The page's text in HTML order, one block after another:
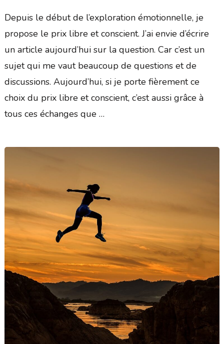
Depuis le début de l’exploration émotionnelle, je
propose le prix libre et conscient. J’ai envie d’écrire
un article aujourd’hui sur la question. Car c’est un
sujet qui me vaut beaucoup de questions et de
discussions. Aujourd’hui, si je porte fièrement ce
choix du prix libre et conscient, c’est aussi grâce à
tous ces échanges que …